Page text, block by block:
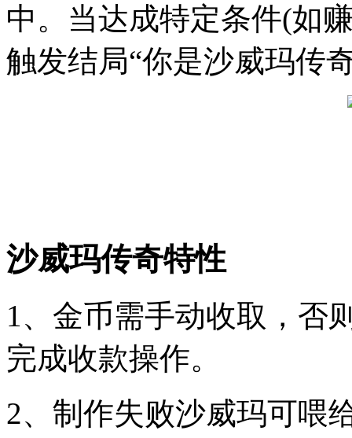
中。当达成特定条件(如
触发结局“你是沙威玛传
沙威玛传奇特性
1、金币需手动收取，否
完成收款操作。
2、制作失败沙威玛可喂